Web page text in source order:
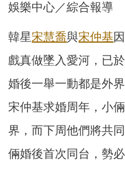
娛樂中心／綜合報導
韓星宋慧喬與宋仲基
戲真做墜入愛河，已
婚後一舉一動都是外
宋仲基求婚周年，小
界，而下周他們將共
倆婚後首次同台，勢